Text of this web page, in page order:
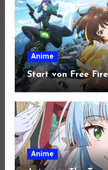
Anime
Start von Free
Anime